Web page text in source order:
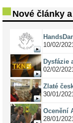
Nové články
10/02/
Dysfázie
02/02/
Zlaté
30/01/
Ocenění
28/01/